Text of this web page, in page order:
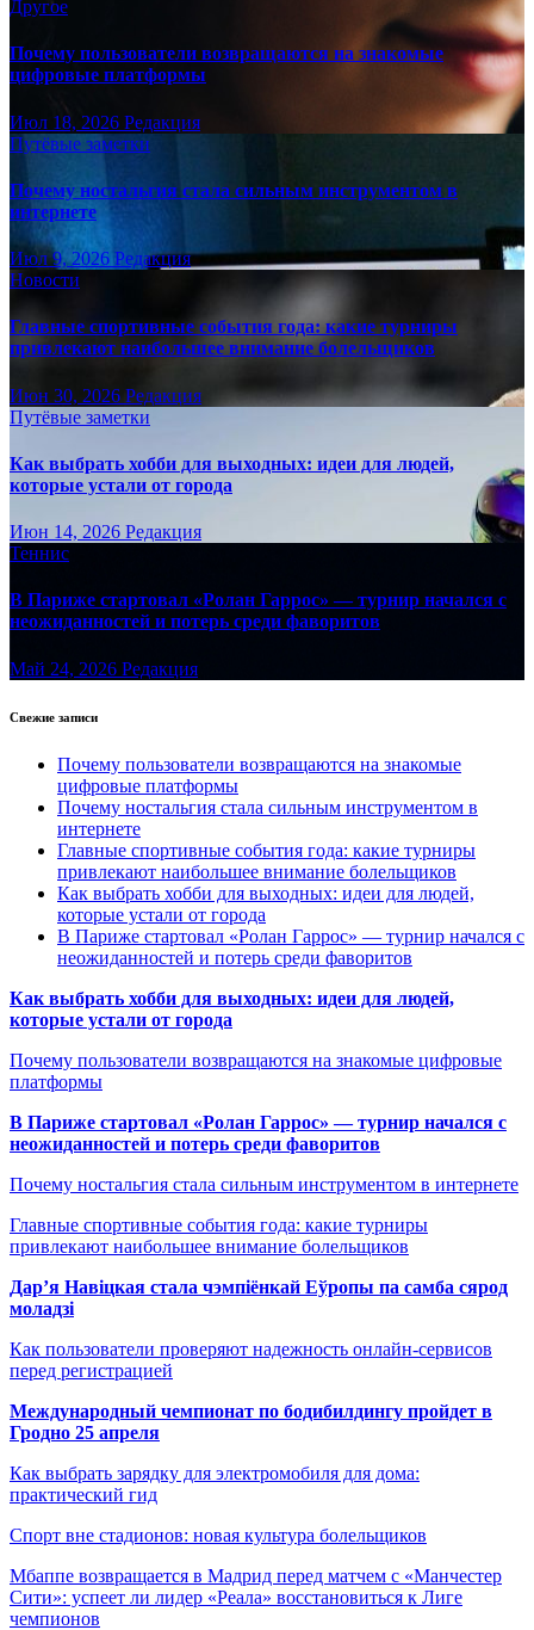
Другое
Почему пользователи возвращаются на знакомые
цифровые платформы
Июл 18, 2026 Редакция
Путёвые заметки
Почему ностальгия стала сильным инструментом в
интернете
Июл 9, 2026 Редакция
Новости
Главные спортивные события года: какие турниры
привлекают наибольшее внимание болельщиков
Июн 30, 2026 Редакция
Путёвые заметки
Как выбрать хобби для выходных: идеи для людей,
которые устали от города
Июн 14, 2026 Редакция
Теннис
В Париже стартовал «Ролан Гаррос» — турнир начался с
неожиданностей и потерь среди фаворитов
Май 24, 2026 Редакция
Свежие записи
Почему пользователи возвращаются на знакомые
цифровые платформы
Почему ностальгия стала сильным инструментом в
интернете
Главные спортивные события года: какие турниры
привлекают наибольшее внимание болельщиков
Как выбрать хобби для выходных: идеи для людей,
которые устали от города
В Париже стартовал «Ролан Гаррос» — турнир начался с
неожиданностей и потерь среди фаворитов
Как выбрать хобби для выходных: идеи для людей,
которые устали от города
Почему пользователи возвращаются на знакомые цифровые
платформы
В Париже стартовал «Ролан Гаррос» — турнир начался с
неожиданностей и потерь среди фаворитов
Почему ностальгия стала сильным инструментом в интернете
Главные спортивные события года: какие турниры
привлекают наибольшее внимание болельщиков
Дар’я Навіцкая стала чэмпіёнкай Еўропы па самба сярод
моладзі
Как пользователи проверяют надежность онлайн-сервисов
перед регистрацией
Международный чемпионат по бодибилдингу пройдет в
Гродно 25 апреля
Как выбрать зарядку для электромобиля для дома:
практический гид
Спорт вне стадионов: новая культура болельщиков
Мбаппе возвращается в Мадрид перед матчем с «Манчестер
Сити»: успеет ли лидер «Реала» восстановиться к Лиге
чемпионов